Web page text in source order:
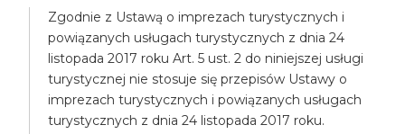
Zgodnie z Ustawą o imprezach turystycznych i
powiązanych usługach turystycznych z dnia 24
listopada 2017 roku Art. 5 ust. 2 do niniejszej usługi
turystycznej nie stosuje się przepisów Ustawy o
imprezach turystycznych i powiązanych usługach
turystycznych z dnia 24 listopada 2017 roku.